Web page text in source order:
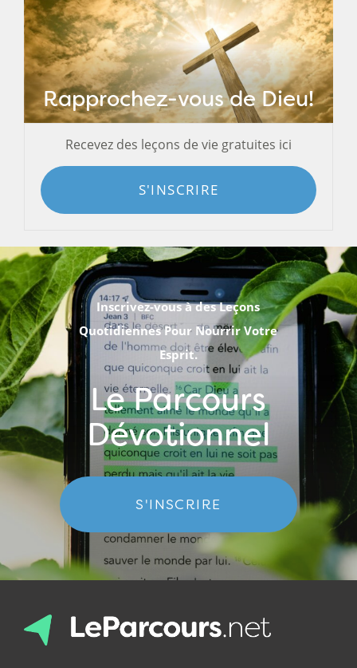
Rapprochez-vous de Dieu!
Recevez des leçons de vie gratuites ici
S'INSCRIRE
Inscrivez-vous à des Leçons
Quotidiennes Pour Nourrir Votre
Esprit.
Le Parcours
Dévotionnel
S'INSCRIRE